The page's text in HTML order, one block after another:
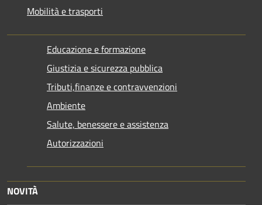
Mobilità e trasporti
Educazione e formazione
Giustizia e sicurezza pubblica
Tributi,finanze e contravvenzioni
Ambiente
Salute, benessere e assistenza
Autorizzazioni
NOVITÀ